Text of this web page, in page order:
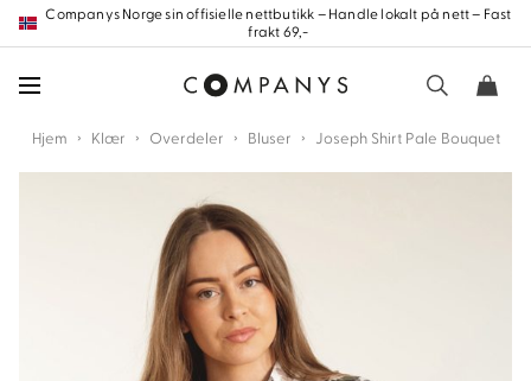
Hopp
frem
innholdet
Companys Norge sin offisielle nettbutikk – Handle lokalt på nett – Fast
frakt 69,-
Hjem › Klær › Overdeler › Bluser › Joseph Shirt Pale Bouquet